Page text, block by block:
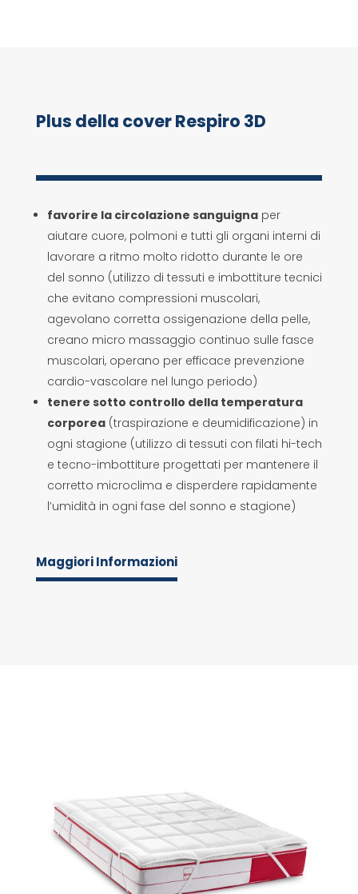
Plus della cover Respiro 3D
favorire la circolazione sanguignaper
aiutare cuore, polmoni e tutti gli organi interni di
lavorare a ritmo molto ridotto durante le ore
del sonno (utilizzo di tessuti e imbottiture tecnici
che evitano compressioni muscolari,
agevolano corretta ossigenazione della pelle,
creano micro massaggio continuo sulle fasce
muscolari, operano per efficace prevenzione
cardio-vascolare nel lungo periodo)
tenere sotto controllo della temperatura
corporea(traspirazione e deumidificazione) in
ogni stagione (utilizzo di tessuti con filati hi-tech
e tecno-imbottiture progettati per mantenere il
corretto microclima e disperdere rapidamente
l’umidità in ogni fase del sonno e stagione)
Maggiori Informazioni